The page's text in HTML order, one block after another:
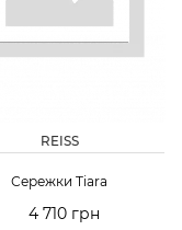
REISS
Сережки Tiara
4 710 грн